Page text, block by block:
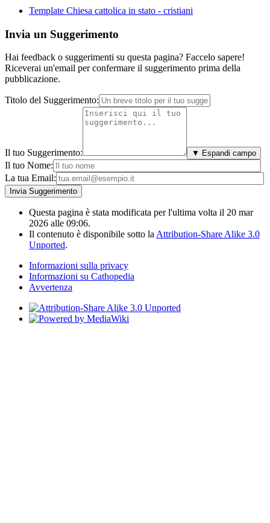
Template Chiesa cattolica in stato - cristiani
Invia un Suggerimento
Hai feedback o suggerimenti su questa pagina? Faccelo sapere!
Riceverai un'email per confermare il suggerimento prima della
pubblicazione.
Titolo del Suggerimento:
Il tuo Suggerimento: ▼ Espandi campo
Il tuo Nome:
La tua Email:
Questa pagina è stata modificata per l'ultima volta il 20 mar
2026 alle 09:06.
Il contenuto è disponibile sotto la Attribution-Share Alike 3.0
Unported.
Informazioni sulla privacy
Informazioni su Cathopedia
Avvertenza